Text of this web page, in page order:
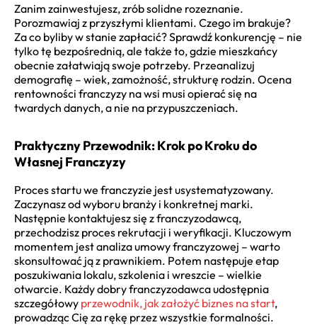
Zanim zainwestujesz, zrób solidne rozeznanie.
Porozmawiaj z przyszłymi klientami. Czego im brakuje?
Za co byliby w stanie zapłacić? Sprawdź konkurencję – nie
tylko tę bezpośrednią, ale także to, gdzie mieszkańcy
obecnie załatwiają swoje potrzeby. Przeanalizuj
demografię – wiek, zamożność, strukturę rodzin. Ocena
rentowności franczyzy na wsi musi opierać się na
twardych danych, a nie na przypuszczeniach.
Praktyczny Przewodnik: Krok po Kroku do
Własnej Franczyzy
Proces startu we franczyzie jest usystematyzowany.
Zaczynasz od wyboru branży i konkretnej marki.
Następnie kontaktujesz się z franczyzodawcą,
przechodzisz proces rekrutacji i weryfikacji. Kluczowym
momentem jest analiza umowy franczyzowej – warto
skonsultować ją z prawnikiem. Potem następuje etap
poszukiwania lokalu, szkolenia i wreszcie – wielkie
otwarcie. Każdy dobry franczyzodawca udostępnia
szczegółowy przewodnik, jak założyć biznes na start,
prowadząc Cię za rękę przez wszystkie formalności.